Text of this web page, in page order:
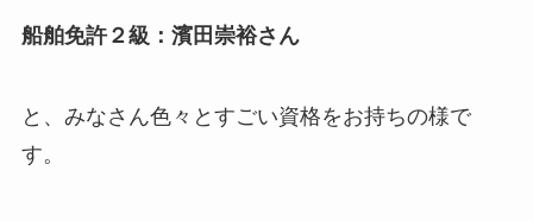
船舶免許２級：濱田崇裕さん
と、みなさん色々とすごい資格をお持ちの様で
す。